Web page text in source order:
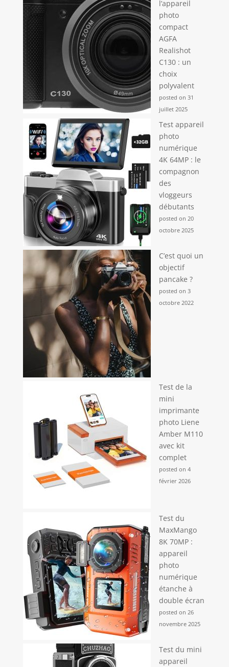
l’appareil
photo
compact
AGFA
Realishot
C130 : un
choix
polyvalent
posted on 31
juillet 2025
Test appareil
photo
numérique
4K 64MP : le
compagnon
des
vloggeurs
débutants
posted on 20
octobre 2025
C’est quoi un
objectif
pancake ?
posted on 3
octobre 2022
Test de la
mini
imprimante
photo Liene
Amber M110
avec kit
complet
posted on 4
février 2026
Test du
MaxMango
8K 70MP :
appareil
photo
numérique
étanche à
double écran
posted on 26
novembre 2025
Test du mini
appareil